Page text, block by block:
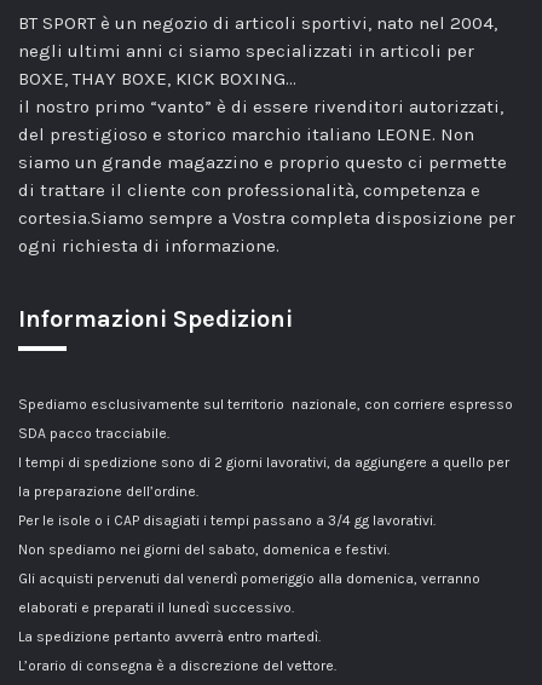
BT SPORT è un negozio di articoli sportivi, nato nel 2004,
negli ultimi anni ci siamo specializzati in articoli per
BOXE, THAY BOXE, KICK BOXING…
il nostro primo “vanto” è di essere rivenditori autorizzati,
del prestigioso e storico marchio italiano LEONE. Non
siamo un grande magazzino e proprio questo ci permette
di trattare il cliente con professionalità, competenza e
cortesia.Siamo sempre a Vostra completa disposizione per
ogni richiesta di informazione.
Informazioni Spedizioni
Spediamo esclusivamente sul territorio nazionale, con corriere espresso
SDA pacco tracciabile.
I tempi di spedizione sono di 2 giorni lavorativi, da aggiungere a quello per
la preparazione dell’ordine.
Per le isole o i CAP disagiati i tempi passano a 3/4 gg lavorativi.
Non spediamo nei giorni del sabato, domenica e festivi.
Gli acquisti pervenuti dal venerdì pomeriggio alla domenica, verranno
elaborati e preparati il lunedì successivo.
La spedizione pertanto avverrà entro martedì.
L’orario di consegna è a discrezione del vettore.